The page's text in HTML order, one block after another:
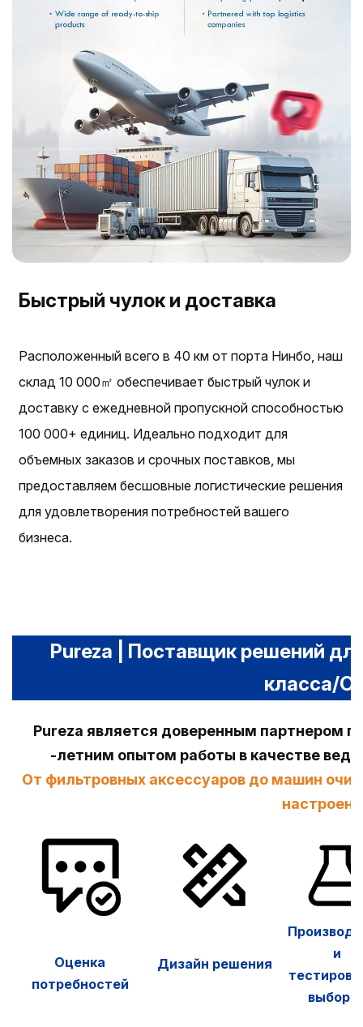
Быстрый чулок и доставка
Расположенный всего в 40 км от порта Нинбо, наш
склад 10 000㎡ обеспечивает быстрый чулок и
доставку с ежедневной пропускной способностью
100 000+ единиц. Идеально подходит для
объемных заказов и срочных поставков, мы
предоставляем бесшовные логистические решения
для удовлетворения потребностей вашего
бизнеса.
Pureza | Поставщик решений
класса/
Pureza является доверенным партнером
-летним опытом работы в качестве
От фильтровных аксессуаров до машин
Оценка
потребностей
Дизайн решения
и